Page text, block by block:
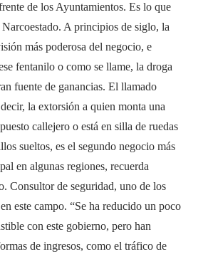
de los Ayuntamientos. Es lo que
Narcoestado. A principios de siglo, la
más poderosa del negocio, e
fentanilo o como se llame, la droga
fuente de ganancias. El llamado
la extorsión a quien monta una
callejero o está en silla de ruedas
sueltos, es el segundo negocio más
en algunas regiones, recuerda
Consultor de seguridad, uno de los
este campo. “Se ha reducido un poco
con este gobierno, pero han
de ingresos, como el tráfico de